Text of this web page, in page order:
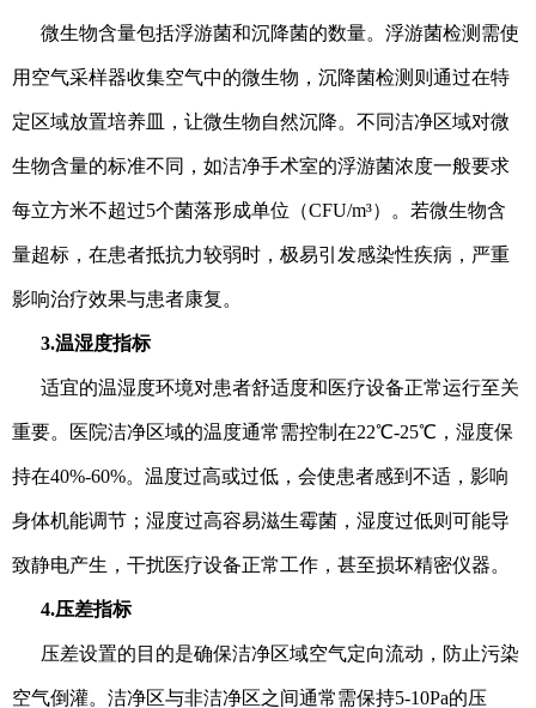
微生物含量包括浮游菌和沉降菌的数量。浮游菌检测需使
用空气采样器收集空气中的微生物，沉降菌检测则通过在特
定区域放置培养皿，让微生物自然沉降。不同洁净区域对微
生物含量的标准不同，如洁净手术室的浮游菌浓度一般要求
每立方米不超过5个菌落形成单位（CFU/m³）。若微生物含
量超标，在患者抵抗力较弱时，极易引发感染性疾病，严重
影响治疗效果与患者康复。
3.温湿度指标
适宜的温湿度环境对患者舒适度和医疗设备正常运行至关
重要。医院洁净区域的温度通常需控制在22℃-25℃，湿度保
持在40%-60%。温度过高或过低，会使患者感到不适，影响
身体机能调节；湿度过高容易滋生霉菌，湿度过低则可能导
致静电产生，干扰医疗设备正常工作，甚至损坏精密仪器。
4.压差指标
压差设置的目的是确保洁净区域空气定向流动，防止污染
空气倒灌。洁净区与非洁净区之间通常需保持5-10Pa的压